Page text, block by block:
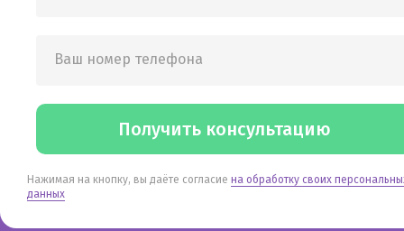
Ваш номер телефона
Получить консультацию
Нажимая на кнопку, вы даёте согласие на обработку своих
данных